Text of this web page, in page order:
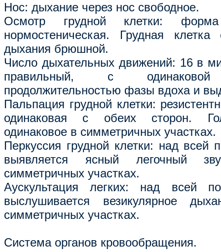
Нос: дыхание через нос свободное.
Осмотр грудной клетки:
нормостеническая. Грудная
дыхания брюшной.
Число дыхательных движений: 16 в
правильный, с
продолжительностью фазы вдоха и
Пальпация грудной клетки:
одинаковая с обеих сторон.
одинаковое в симметричных участках.
Перкуссия грудной клетки: над всей
выявляется ясный легочный
симметричных участках.
Аускультация легких: над всей
выслушивается везикулярное
симметричных участках.
Система органов кровообращения.